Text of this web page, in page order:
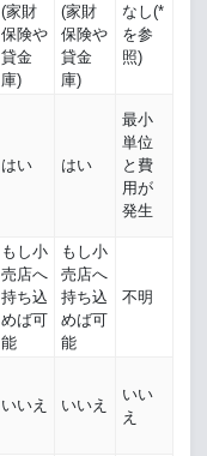
(家財
保険や
貸金
庫)
(家財
保険や
貸金
庫)
なし(*
を参
照)
はい はい
最小
単位
と費
用が
発生
もし小
売店へ
持ち込
めば可
能
もし小
売店へ
持ち込
めば可
能
不明
いいえ いいえ
いい
え